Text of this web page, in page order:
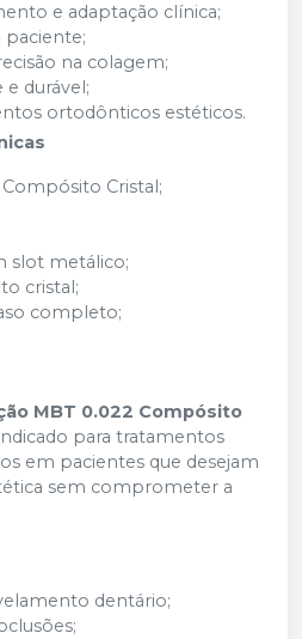
e adaptação clínica;
na colagem;
e durável;
ortodônticos estéticos.
Cristal;
slot metálico;
cristal;
completo;
MBT 0.022 Compósito
para tratamentos
em pacientes que desejam
sem comprometer a
dentário;